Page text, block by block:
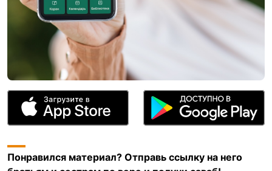
Понравился материал? Отправь ссылку на него